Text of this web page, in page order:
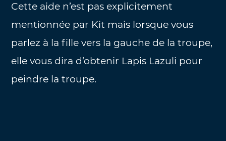
Cette aide n’est pas explicitement
mentionnée par Kit mais lorsque vous
parlez à la fille vers la gauche de la troupe,
elle vous dira d’obtenir Lapis Lazuli pour
peindre la troupe.